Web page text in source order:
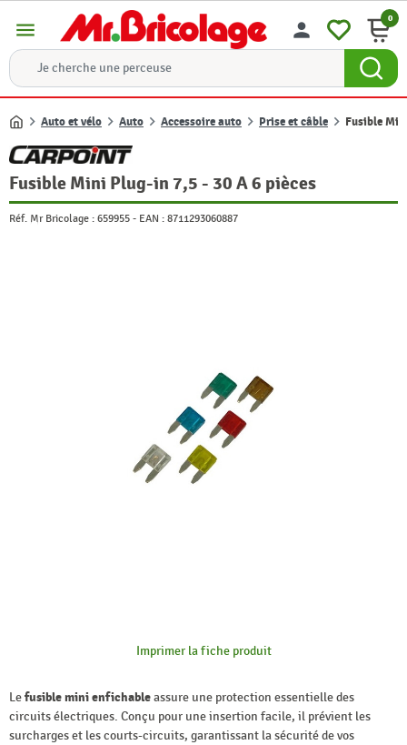
menu person 0
Accueil
Auto et vélo Auto Accessoire auto Prise et câble Fusible
Fusible Mini Plug-in 7,5 - 30 A 6 pièces
Réf. Mr Bricolage : 659955 - EAN : 8711293060887
Imprimer la fiche produit
Lefusible mini enfichableassure une protection essentielle des
circuits électriques. Conçu pour une insertion facile, il prévient les
surcharges et les courts-circuits, garantissant la sécurité de vos